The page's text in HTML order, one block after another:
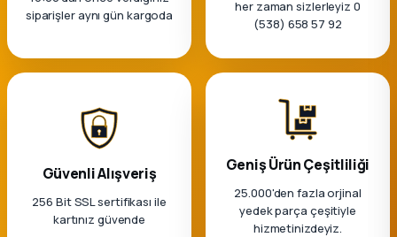
siparişler aynı gün kargoda
her zaman sizlerleyiz 0
(538) 658 57 92
Güvenli Alışveriş
256 Bit SSL sertifikası ile
kartınız güvende
Geniş Ürün Çeşitliliği
25.000'den fazla orjinal
yedek parça çeşitiyle
hizmetinizdeyiz.